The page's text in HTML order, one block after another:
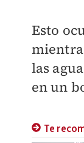
Esto
las
en un
Te